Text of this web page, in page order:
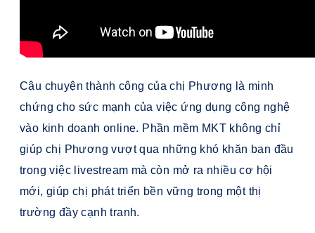
Câu chuyện thành công của chị Phương là minh
chứng cho sức mạnh của việc ứng dụng công nghệ
vào kinh doanh online. Phần mềm MKT không chỉ
giúp chị Phương vượt qua những khó khăn ban đầu
trong việc livestream mà còn mở ra nhiều cơ hội
mới, giúp chị phát triển bền vững trong một thị
trường đầy cạnh tranh.